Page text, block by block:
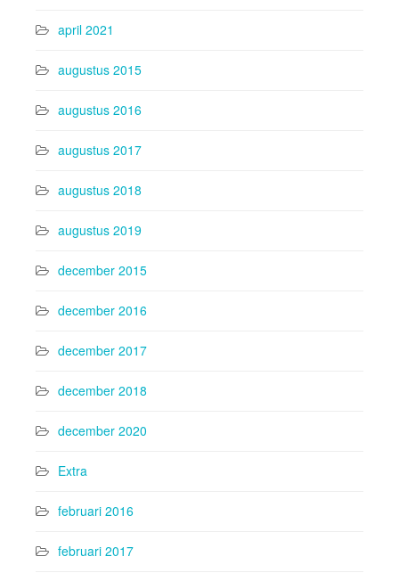
april 2021
augustus 2015
augustus 2016
augustus 2017
augustus 2018
augustus 2019
december 2015
december 2016
december 2017
december 2018
december 2020
Extra
februari 2016
februari 2017